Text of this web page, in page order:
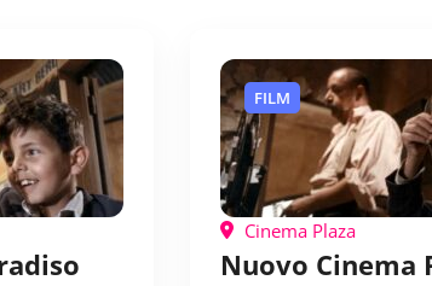
FILM
Cinema Plaza
Nuovo Cinema